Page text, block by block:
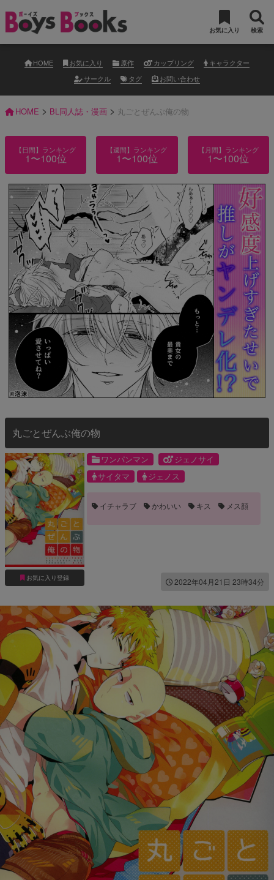
お気に入り 検索
HOME お気に入り 原作 カップリング
キャラクター
サークル
タグ お問い合わせ
HOME > BL同人誌・漫画 > 丸ごとぜんぶ俺の物
【日間】ランキング
1〜100位
【週間】ランキング
1〜100位
【月間】ランキング
1〜100位
丸ごとぜんぶ俺の物
お気に入り登録
ワンパンマン
ジェノサイ
サイタマ
ジェノス
イチャラブ かわいい キス メス顔
2022年04月21日 23時34分